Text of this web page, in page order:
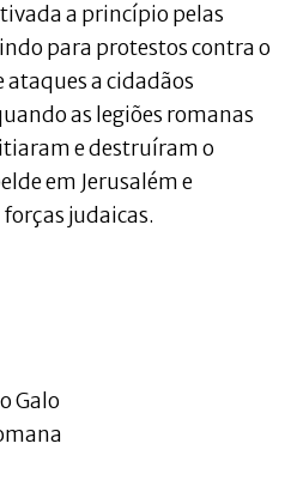
a princípio pelas
para protestos contra o
a cidadãos
as legiões romanas
e destruíram o
em Jerusalém e
judaicas.
Galo